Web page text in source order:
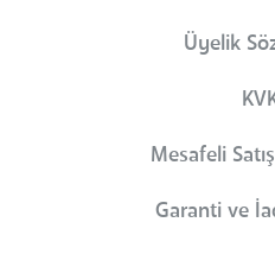
Üyelik
Mesafeli
Garanti ve